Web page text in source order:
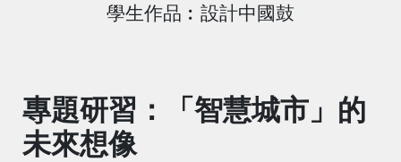
學生作品︰設計中國鼓
專題研習：「智慧城市」的
未來想像